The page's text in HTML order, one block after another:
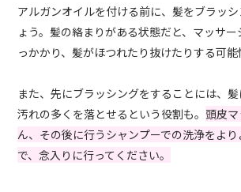
アルガンオイルを付ける前に、髪をブラッ
ょう。髪の絡まりがある状態だと、マッサ
っかかり、髪がほつれたり抜けたりする可能
また、先にブラッシングをすることには、
汚れの多くを落とせるという役割も。 頭皮
ん、その後に行うシャンプーでの洗浄をよ
で、念入りに行ってください。